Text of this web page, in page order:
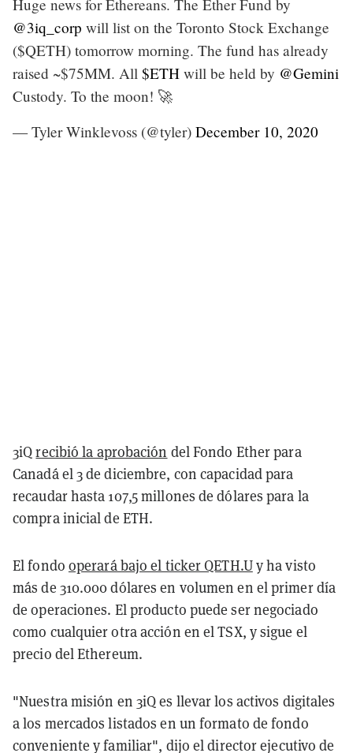
Huge news for Ethereans. The Ether Fund by
@3iq_corp will list on the Toronto Stock Exchange
($QETH) tomorrow morning. The fund has already
raised ~$75MM. All $ETH will be held by @Gemini
Custody. To the moon! 🚀
— Tyler Winklevoss (@tyler) December 10, 2020
3iQrecibió la aprobación del Fondo Ether para
Canadá el 3 de diciembre, con capacidad para
recaudar hasta 107,5 millones de dólares para la
compra inicial de ETH.
El fondo operará bajo el ticker QETH.Uy ha visto
más de 310.000 dólares en volumen en el primer día
de operaciones. El producto puede ser negociado
como cualquier otra acción en el TSX, y sigue el
precio del Ethereum.
"Nuestra misión en 3iQ es llevar los activos digitales
a los mercados listados en un formato de fondo
conveniente y familiar", dijo el director ejecutivo de